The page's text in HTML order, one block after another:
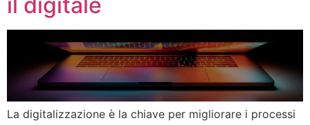
La digitalizzazione è la chiave per migliorare i processi